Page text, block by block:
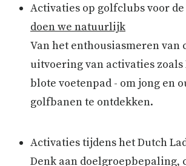
Activaties op golfclubs voor
doen we natuurlijk
Van het enthousiasmeren van
uitvoering van activaties zoals
blote voetenpad - om jong en
golfbanen te ontdekken.
Activaties tijdens het Dutch
Denk aan doelgroepbepaling,